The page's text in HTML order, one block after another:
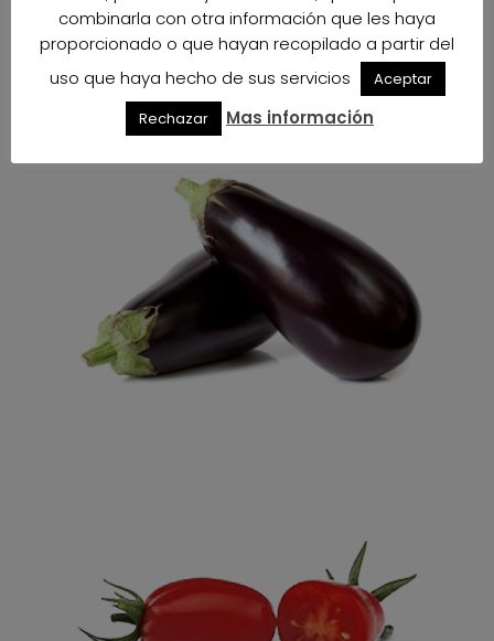
combinarla con otra información que les haya
proporcionado o que hayan recopilado a partir del
uso que haya hecho de sus servicios
Aceptar
Rechazar
Mas información